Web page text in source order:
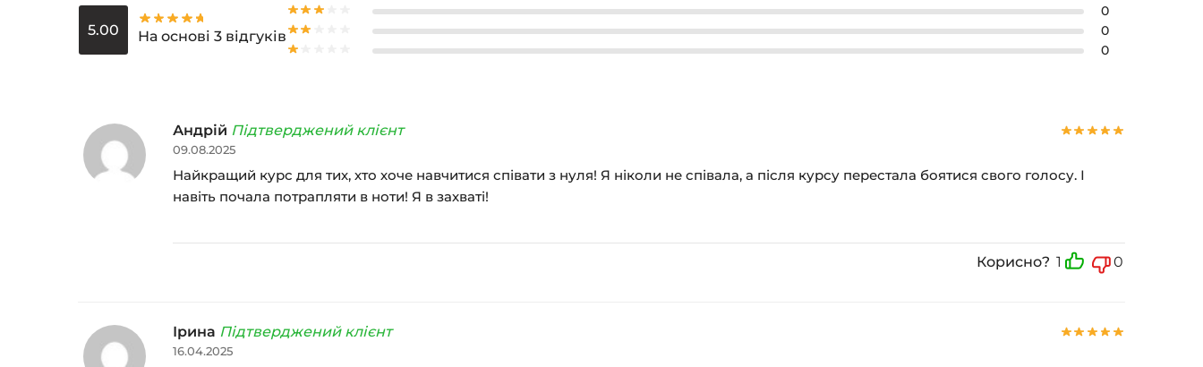
5.00 На основі 3 відгуків
0
0
0
Андрій Підтверджений клієнт
09.08.2025
Найкращий курс для тих, хто хоче навчитися співати з нуля! Я ніколи не співала, а після курсу перестала боятися свого голосу. І
навіть почала потрапляти в ноти! Я в захваті!
Корисно? 1 0
Ірина Підтверджений клієнт
16.04.2025